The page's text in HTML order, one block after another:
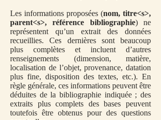
Les informations proposées (nom, titre<s>,
parent<s>, référence bibliographie) ne
représentent qu’un extrait des données
recueillies. Ces dernières sont beaucoup
plus complètes et incluent d’autres
renseignements (dimension, matière,
localisation de l’objet, provenance, datation
plus fine, disposition des textes, etc.). En
règle générale, ces informations peuvent être
déduites de la bibliographie indiquée ; des
extraits plus complets des bases peuvent
toutefois être obtenus pour des questions